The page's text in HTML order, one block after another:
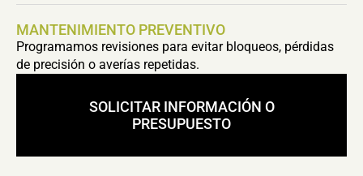
MANTENIMIENTO PREVENTIVO
Programamos revisiones para evitar bloqueos, pérdidas
de precisión o averías repetidas.
SOLICITAR INFORMACIÓN O
PRESUPUESTO